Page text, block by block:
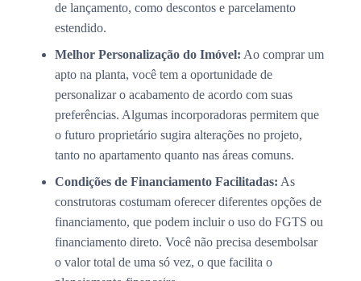
de lançamento, como descontos e parcelamento
estendido.
Melhor Personalização do Imóvel: Ao comprar um
apto na planta, você tem a oportunidade de
personalizar o acabamento de acordo com suas
preferências. Algumas incorporadoras permitem que
o futuro proprietário sugira alterações no projeto,
tanto no apartamento quanto nas áreas comuns.
Condições de Financiamento Facilitadas: As
construtoras costumam oferecer diferentes opções de
financiamento, que podem incluir o uso do FGTS ou
financiamento direto. Você não precisa desembolsar
o valor total de uma só vez, o que facilita o